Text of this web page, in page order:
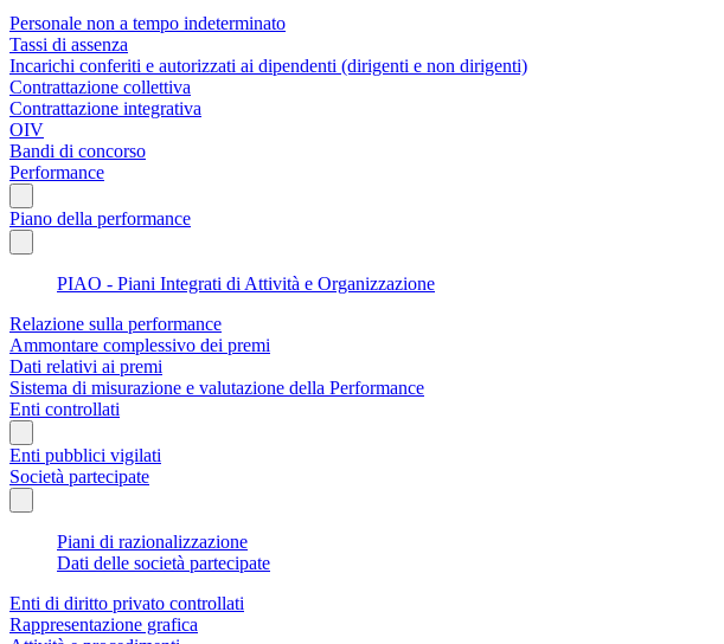
Personale non a tempo indeterminato
Tassi di assenza
Incarichi conferiti e autorizzati ai dipendenti (dirigenti e non dirigenti)
Contrattazione collettiva
Contrattazione integrativa
OIV
Bandi di concorso
Performance
Piano della performance
PIAO - Piani Integrati di Attività e Organizzazione
Relazione sulla performance
Ammontare complessivo dei premi
Dati relativi ai premi
Sistema di misurazione e valutazione della Performance
Enti controllati
Enti pubblici vigilati
Società partecipate
Piani di razionalizzazione
Dati delle società partecipate
Enti di diritto privato controllati
Rappresentazione grafica